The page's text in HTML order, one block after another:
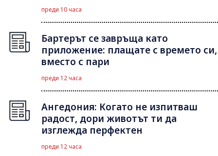
преди 10 часа
Бартерът се завръща като
приложение: плащате с времето си,
вместо с пари
преди 12 часа
Ангедония: Когато не изпитваш
радост, дори животът ти да
изглежда перфектен
преди 12 часа